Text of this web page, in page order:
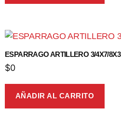
ESPARRAGO ARTILLERO 3/4X7/8X3
$0
AÑADIR AL CARRITO